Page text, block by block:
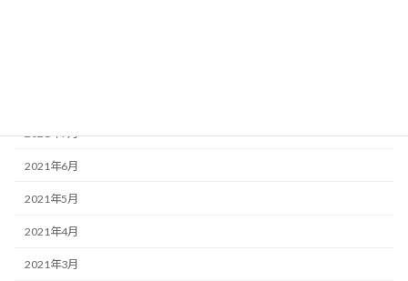
2021年7月
2021年6月
2021年5月
2021年4月
2021年3月